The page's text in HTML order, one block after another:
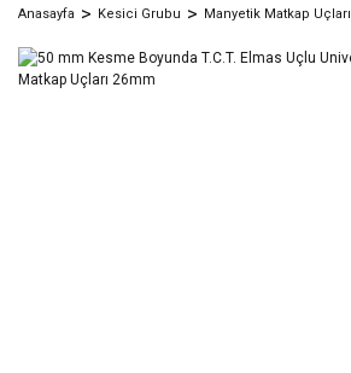
Anasayfa Kesici Grubu Manyetik Matkap Uçları